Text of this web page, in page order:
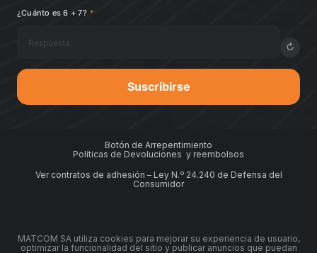
¿Cuánto es 6 + 7? *
↻
Suscribirse
Botón de Arrepentimiento
Políticas de Devoluciones y reembolsos
Ver contratos de adhesión – Ley N.º 24.240 de Defensa del
Consumidor
MATCOM SA utiliza cookies para mejorar su experiencia de usuario,
optimizar la funcionalidad del sitio y publicar anuncios que puedan